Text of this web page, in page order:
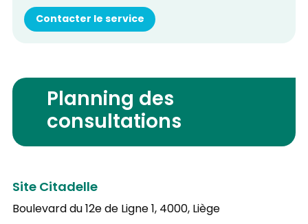
Contacter le service
Planning des
consultations
Site Citadelle
Boulevard du 12e de Ligne 1,4000, Liège